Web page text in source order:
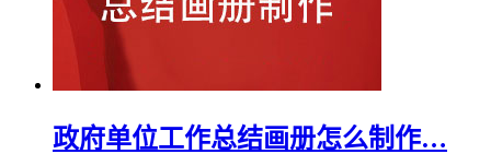
政府单位工作总结画册怎么制作…